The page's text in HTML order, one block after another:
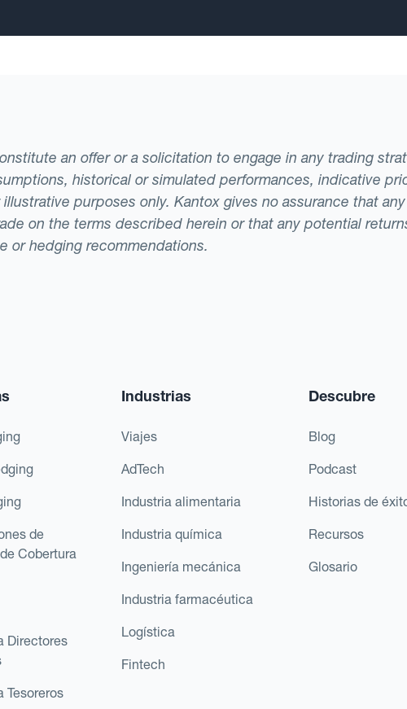
an offer or a solicitation to engage in any trading
historical or simulated performances, indicative
purposes only. Kantox gives no assurance that
on the terms described herein or that any potential
or hedging recommendations.
de
Cobertura
Directores
Tesoreros
Industrias
Viajes
AdTech
Industria alimentaria
Industria química
Ingeniería mecánica
Industria farmacéutica
Logística
Fintech
Descubre
Blog
Podcast
Historias de
Recursos
Glosario